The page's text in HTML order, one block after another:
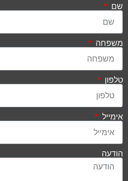
שם
משפחה
טלפון
אימייל
הודעה